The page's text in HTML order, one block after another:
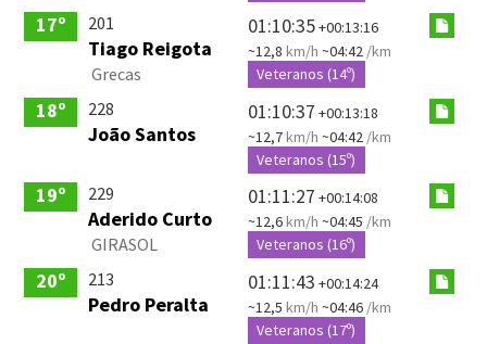
17º 201
Tiago Reigota
Grecas
01:10:35+00:13:16
~12,8 km/h ~04:42 /km
Veteranos (14º)
18º 228
João Santos
01:10:37 +00:13:18
~12,7km/h ~04:42 /km
Veteranos (15º)
19º 229
Aderido Curto
GIRASOL
01:11:27 +00:14:08
~12,6km/h ~04:45 /km
Veteranos (16º)
20º 213
Pedro Peralta
01:11:43 +00:14:24
~12,5 km/h ~04:46 /km
Veteranos (17º)